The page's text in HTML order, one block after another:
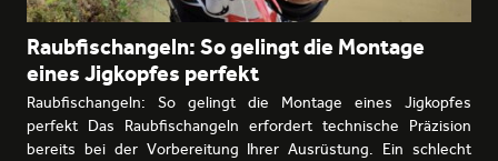
Raubfischangeln: So gelingt die Montage
eines Jigkopfes perfekt
Raubfischangeln: So gelingt die Montage eines Jigkopfes
perfekt Das Raubfischangeln erfordert technische Präzision
bereits bei der Vorbereitung Ihrer Ausrüstung. Ein schlecht